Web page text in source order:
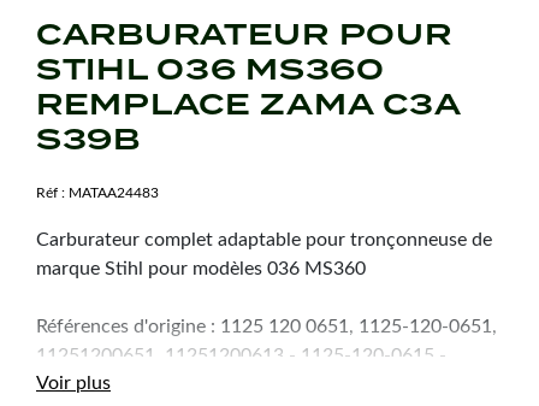
CARBURATEUR POUR
STIHL 036 MS360
REMPLACE ZAMA C3A
S39B
Réf : MATAA24483
Carburateur complet adaptable pour tronçonneuse de
marque Stihl pour modèles 036 MS360
Références d'origine : 1125 120 0651, 1125-120-0651,
11251200651, 11251200613 - 1125-120-0615 -
11251200615
Voir plus